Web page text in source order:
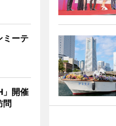
ミーテ
」開催
問